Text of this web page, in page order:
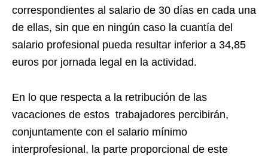
correspondientes al salario de 30 días en cada una
de ellas, sin que en ningún caso la cuantía del
salario profesional pueda resultar inferior a 34,85
euros por jornada legal en la actividad.
En lo que respecta a la retribución de las
vacaciones de estos trabajadores percibirán,
conjuntamente con el salario mínimo
interprofesional, la parte proporcional de este